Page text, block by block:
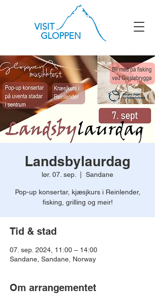
VISIT
GLOPPEN
Landsbylaurdag
lør. 07. sep. Sandane
Pop-up konsertar, kjæsjkurs i Reinlender,
fisking, grilling og meir!
Tid & stad
07. sep. 2024, 11:00 – 14:00
Sandane, Sandane, Norway
Om arrangementet